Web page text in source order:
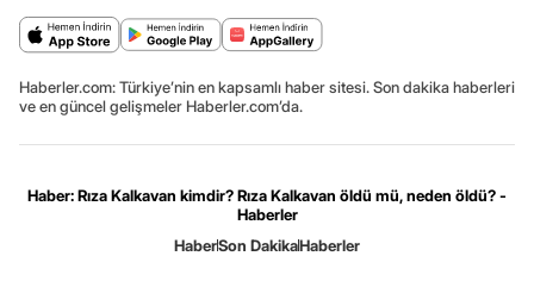
Haberler.com: Türkiye’nin en kapsamlı haber sitesi. Son dakika haberleri
ve en güncel gelişmeler Haberler.com’da.
Haber: Rıza Kalkavan kimdir? Rıza Kalkavan öldü mü, neden öldü? -
Haberler
HaberSon DakikaHaberler